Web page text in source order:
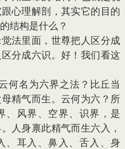
心理解剖，其实它的目的
结构是什么？
里面，世尊把人区分成
分成六识。好！我们看这
名为六界之法？比丘当
精气而生。云何为六？所
、风界、空界、识界，是
人身禀此精气而生六入，
、耳入、鼻入、舌入、身